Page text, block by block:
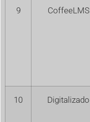
9 CoffeeLMS
10 Digitalizado